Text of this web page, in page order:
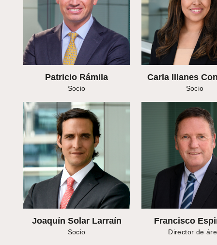
Patricio Rámila
Socio
Carla Illanes
Socio
Joaquín Solar Larraín
Socio
Francisco
Director de